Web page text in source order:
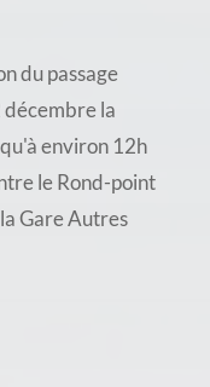
du passage
décembre la
environ 12h
le Rond-point
Gare Autres